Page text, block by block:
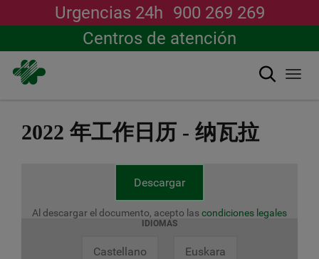
Urgencias 24h 900 269 269
Centros de atención
搜索
2022 年工作日历 - 纳瓦拉
Descargar
Al descargar el documento, acepto lascondiciones legales
IDIOMAS
Castellano Euskara